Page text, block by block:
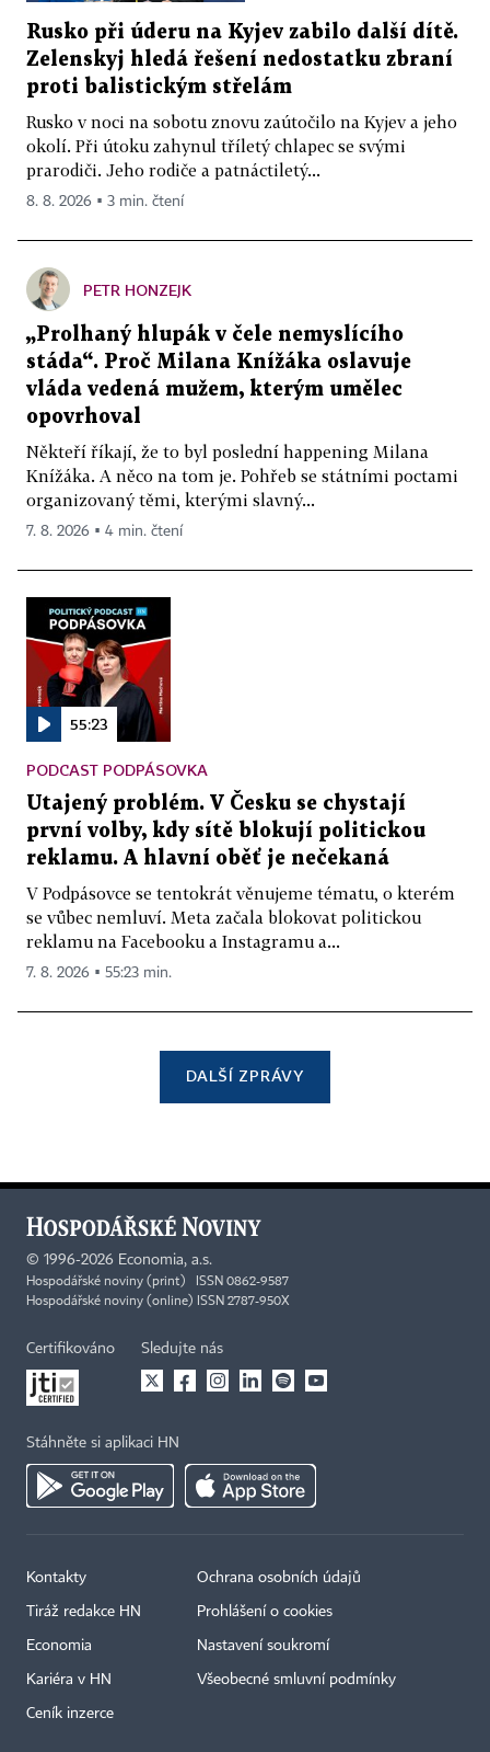
Rusko při úderu na Kyjev zabilo další dítě.
Zelenskyj hledá řešení nedostatku zbraní
proti balistickým střelám
Rusko v noci na sobotu znovu zaútočilo na Kyjev a jeho
okolí. Při útoku zahynul tříletý chlapec se svými
prarodiči. Jeho rodiče a patnáctiletý...
8. 8. 2026 ▪ 3 min. čtení
PETR HONZEJK
„Prolhaný hlupák v čele nemyslícího
stáda“. Proč Milana Knížáka oslavuje
vláda vedená mužem, kterým umělec
opovrhoval
Někteří říkají, že to byl poslední happening Milana
Knížáka. A něco na tom je. Pohřeb se státními poctami
organizovaný těmi, kterými slavný...
7. 8. 2026 ▪ 4 min. čtení
55:23
PODCAST PODPÁSOVKA
Utajený problém. V Česku se chystají
první volby, kdy sítě blokují politickou
reklamu. A hlavní oběť je nečekaná
V Podpásovce se tentokrát věnujeme tématu, o kterém
se vůbec nemluví. Meta začala blokovat politickou
reklamu na Facebooku a Instagramu a...
7. 8. 2026 ▪ 55:23 min.
DALŠÍ ZPRÁVY
© 1996-2026 Economia, a.s.
Hospodářské noviny (print) ISSN 0862-9587
Hospodářské noviny (online) ISSN 2787-950X
Certifikováno Sledujte nás
Stáhněte si aplikaci HN
Kontakty
Tiráž redakce HN
Economia
Kariéra v HN
Ceník inzerce
Ochrana osobních údajů
Prohlášení o cookies
Nastavení soukromí
Všeobecné smluvní podmínky